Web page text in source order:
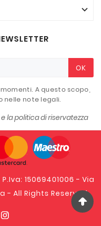

OK
A questo scopo,
nelle note legali.
la politica di riservatezza
15069401006 - Via
- All Rights Reserved.